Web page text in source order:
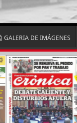
GALERIA DE IMÁGENES